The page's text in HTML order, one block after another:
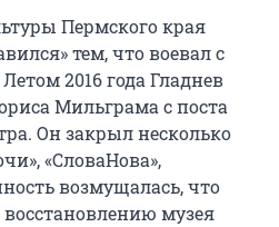
Пермского края
тем, что воевал с
2016 года Гладнев
Мильграма с поста
Он закрыл несколько
«СловаНова»,
возмущалась, что
восстановлению музея